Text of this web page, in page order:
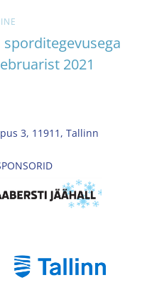
2021
3, 11911, Tallinn